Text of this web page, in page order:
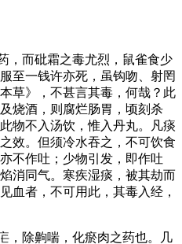
，而砒霜之毒尤烈，鼠雀食少
至一钱许亦死，虽钩吻、射罔
草》，不甚言其毒，何哉？此
烧酒，则腐烂肠胃，顷刻杀
物不入汤饮，惟入丹丸。凡痰
效。但须冷水吞之，不可饮食
不作吐；少物引发，即作吐
消同气。寒疾湿痰，被其劫而
血者，不可用此，其毒入经，
，除齁喘，化瘀肉之药也。几